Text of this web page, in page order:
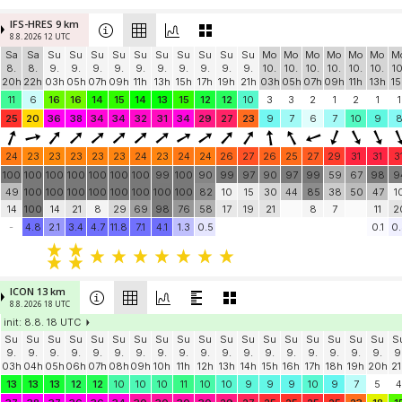
IFS-HRES 9 km
8.8. 2026 12 UTC
Sa
8.
20h
Sa
8.
22h
Su
9.
03h
Su
9.
05h
Su
9.
07h
Su
9.
09h
Su
9.
11h
Su
9.
13h
Su
9.
15h
Su
9.
17h
Su
9.
19h
Su
9.
21h
Mo
10.
03h
Mo
10.
05h
Mo
10.
07h
Mo
10.
09h
Mo
10.
11h
Mo
10.
13h
11
6 16 16 14 15 14 13 15 12 12 10 3 3 2 1 2 1
1
25
20 36 38 34 34 32 31 34 29 27 23 9 7 6 7 10 9 8
24 23 23 23 23 23 24 23 24 24 26 27 26 25 27 29 31 31
100
49
14
100
100
100
100
100
14
100
100
21
100
100
8
100
100
29
100
100
69
99
100
98
100
100
76
90
82
58
99
10
17
97
15
19
90
30
21
97
44
99
85
8
59
38
7
67
50
98
47
11
-
4.8 2.1 3.4 4.7 11.8 7.1 4.1 1.3 0.5 0.1
ICON 13 km
8.8. 2026 18 UTC
init: 8.8. 18 UTC
Su
9.
03h
Su
9.
04h
Su
9.
05h
Su
9.
06h
Su
9.
07h
Su
9.
08h
Su
9.
09h
Su
9.
10h
Su
9.
11h
Su
9.
12h
Su
9.
13h
Su
9.
14h
Su
9.
15h
Su
9.
16h
Su
9.
17h
Su
9.
18h
Su
9.
19h
Su
9.
20h
13
13 13 12 12 10 10 10 11 10 10 9 9 9 10 9 7 5
4